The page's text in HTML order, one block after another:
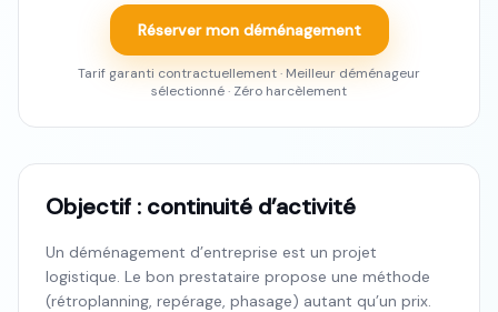
Réserver mon déménagement
Tarif garanti contractuellement · Meilleur déménageur
sélectionné · Zéro harcèlement
Objectif : continuité d’activité
Un déménagement d’entreprise est un projet
logistique. Le bon prestataire propose une méthode
(rétroplanning, repérage, phasage) autant qu’un prix.